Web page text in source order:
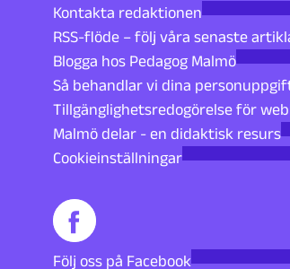
Kontakta redaktionen
RSS-flöde – följ våra senaste
Blogga hos Pedagog Malmö
Så behandlar vi dina
Tillgänglighetsredogörelse för
Malmö delar - en didaktisk resurs
Cookieinställningar
Följ oss på Facebook